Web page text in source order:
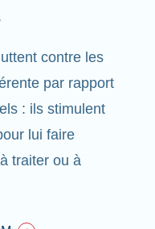
contre les
par rapport
: ils stimulent
lui faire
traiter ou à